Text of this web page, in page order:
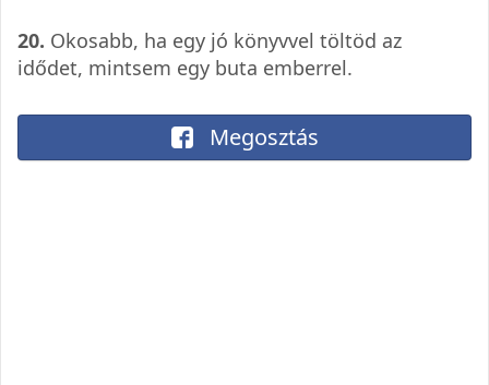
20. Okosabb, ha egy jó könyvvel töltöd az
idődet, mintsem egy buta emberrel.
Megosztás